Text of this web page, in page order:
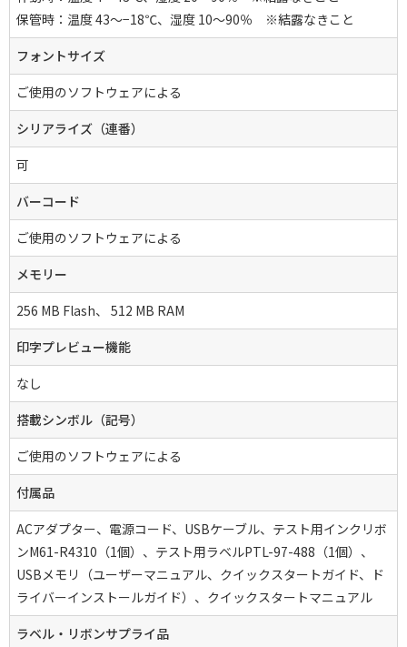
保管時：温度 43～−18℃、湿度 10～90％ ※結露なきこと
フォントサイズ
ご使用のソフトウェアによる
シリアライズ（連番）
可
バーコード
ご使用のソフトウェアによる
メモリー
256 MB Flash、 512 MB RAM
印字プレビュー機能
なし
搭載シンボル（記号）
ご使用のソフトウェアによる
付属品
ACアダプター、電源コード、USBケーブル、テスト用インクリボ
ンM61-R4310（1個）、テスト用ラベルPTL-97-488（1個）、
USBメモリ（ユーザーマニュアル、クイックスタートガイド、ド
ライバーインストールガイド）、クイックスタートマニュアル
ラベル・リボンサプライ品